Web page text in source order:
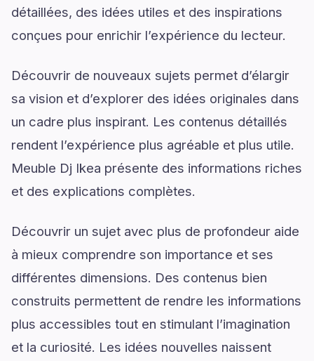
détaillées, des idées utiles et des inspirations
conçues pour enrichir l’expérience du lecteur.
Découvrir de nouveaux sujets permet d’élargir
sa vision et d’explorer des idées originales dans
un cadre plus inspirant. Les contenus détaillés
rendent l’expérience plus agréable et plus utile.
Meuble Dj Ikea présente des informations riches
et des explications complètes.
Découvrir un sujet avec plus de profondeur aide
à mieux comprendre son importance et ses
différentes dimensions. Des contenus bien
construits permettent de rendre les informations
plus accessibles tout en stimulant l’imagination
et la curiosité. Les idées nouvelles naissent